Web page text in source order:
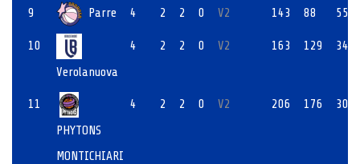
9 Parre 4 2 2 0 V2 143 88 55
10
Verolanuova
4 2 2 0 V2 163 129 34
11
PHYTONS
MONTICHIARI
4 2 2 0 V2 206 176 30